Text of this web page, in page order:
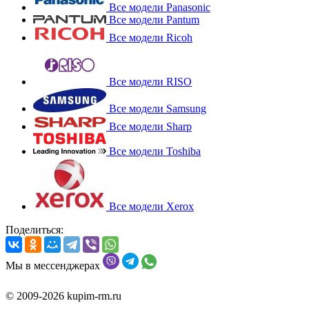
Все модели Panasonic
Все модели Pantum
Все модели Ricoh
Все модели RISO
Все модели Samsung
Все модели Sharp
Все модели Toshiba
Все модели Xerox
Поделиться:
Мы в мессенджерах
© 2009-2026 kupim-rm.ru